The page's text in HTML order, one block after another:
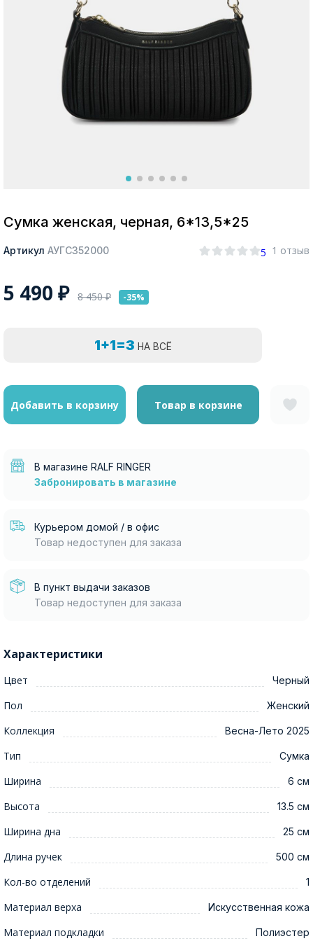
Москва
Сумка женская, черная, 6*13,5*25
Артикул АУГС352000 5 1 отзыв
5 490 ₽ 8 450₽ -35%
1+1=3 НА ВСЁ
Добавить в корзину Товар в корзине
В магазине RALF RINGER
Забронировать в магазине
Курьером домой / в офис
Товар недоступен для заказа
В пункт выдачи заказов
Товар недоступен для заказа
Характеристики
Цвет Черный
Пол Женский
Коллекция Весна-Лето 2025
Тип Сумка
Ширина 6 см
Высота 13.5 см
Ширина дна 25 см
Длина ручек 500 см
Кол-во отделений 1
Материал верха Искусственная кожа
Материал подкладки Полиэстер